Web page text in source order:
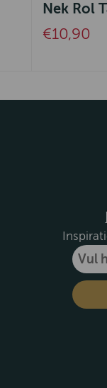
Nek Rol
€10,90